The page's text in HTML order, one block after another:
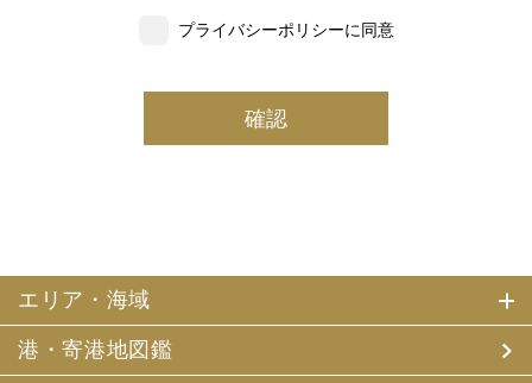
いただいた個人情報の一部を個人データとして保有
(3) 当社は、当社で就業する社員及び社員の扶養親族、及
び当社が支払調書等を作成する継続的契約関係のある個人
います。）は、お客様がご旅行の申込みの際にお申出いた
だいた個人情報についてお客様との連絡のために利用させ
ていただくほか、お客様がお申込みいただいた旅行におい
て運送・宿泊機関等（主要な運送・宿泊機関等について契
約書面に記載されています）の提供する旅行サービスの手
プライバシーポリシーに同意
エリア・海域
港・寄港地図鑑